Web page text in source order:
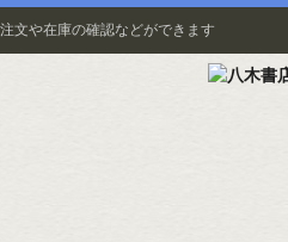
文や在庫の確認などができます